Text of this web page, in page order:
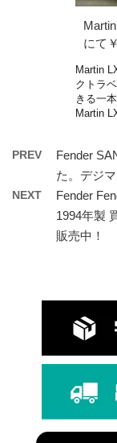
にて
Martin
クトラ
きる一
Martin
PREV
Fender
た。デジ
NEXT
Fender
1994年製
販売中！